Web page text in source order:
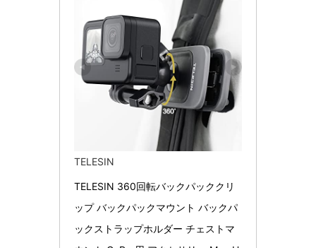
TELESIN
TELESIN 360回転バックパッククリ
ップ バックパックマウント バックパ
ックストラップホルダー チェストマ